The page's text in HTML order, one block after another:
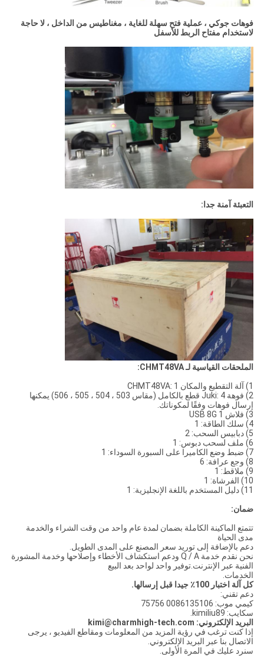
فوهات جوكي ، عملية فتح سهلة للغاية ، مغناطيس من الداخل ، لا حاجة
لاستخدام مفتاح الربط للأسفل
التعبئة آمنة جدا:
الملحقات القياسية لـ CHMT48VA:
1) آلة التقطيع والمكان CHMT48VA: 1
2) فوهة Juki: 4 قطع بالكامل (مقاس 503 ، 504 ، 505 ، 506) يمكنها
إرسال فوهات وفقًا لمكوناتك.
3) فلاش USB 8G 1
4) سلك الطاقة: 1
5) دبابيس السحب: 2
6) ملف لسحب دبوس: 1
7) ضبط وضع الكاميرا على السبورة السوداء: 1
8) وجع عرافة: 6
9) ملاقط: 1
10) الفرشاة: 1
11) دليل المستخدم باللغة الإنجليزية: 1
ضمان:
تتمتع الماكينة الكاملة بضمان لمدة عام واحد من وقت الشراء والخدمة
مدى الحياة
دعم بالإضافة إلى توريد سعر المصنع على المدى الطويل.
نحن نقدم خدمة Q / A ودعم استكشاف الأخطاء وإصلاحها وخدمة المشورة
الفنية عبر الإنترنت.توفير واحد لواحد بعد البيع
الخدمات.
كل آلة اختبار 100٪ جيدا قبل إرسالها.
دعم تقني:
كيمي موب: 0086135106 75756
سكايب: kimiliu89.
البريد الإلكتروني: kimi@charmhigh-tech.com
إذا كنت ترغب في رؤية المزيد من المعلومات ومقاطع الفيديو ، يرجى
الاتصال بنا عبر البريد الإلكتروني.
سنرد عليك في المرة الأولى.